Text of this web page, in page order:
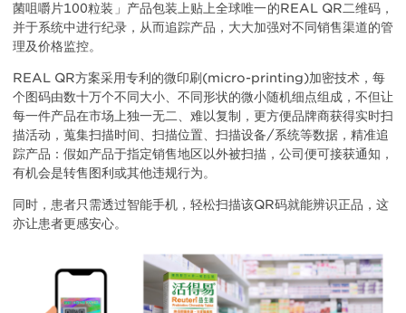
菌咀嚼片100粒装」产品包装上贴上全球唯一的REAL QR二维码，
并于系统中进行纪录，从而追踪产品，大大加强对不同销售渠道的管
理及价格监控。
REAL QR方案采用专利的微印刷(micro-printing)加密技术，每
个图码由数十万个不同大小、不同形状的微小随机细点组成，不但让
每一件产品在市场上独一无二、难以复制，更方便品牌商获得实时扫
描活动，蒐集扫描时间、扫描位置、扫描设备/系统等数据，精准追
踪产品：假如产品于指定销售地区以外被扫描，公司便可接获通知，
有机会是转售图利或其他违规行为。
同时，患者只需透过智能手机，轻松扫描该QR码就能辨识正品，这
亦让患者更感安心。